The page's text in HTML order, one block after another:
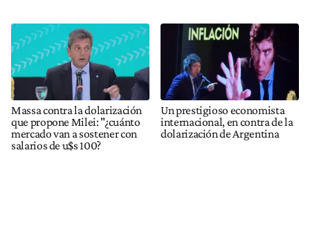
Massa contra la dolarización
que propone Milei: "¿cuánto
mercado van a sostener con
salarios de u$s 100?
Un prestigioso economista
internacional, en contra de la
dolarización de Argentina